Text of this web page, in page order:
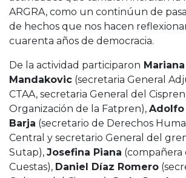
ARGRA, como un continúun de
de hechos que nos hacen
cuarenta años de democracia.
De la actividad participaron Mariana
Mandakovic (secretaria General
CTAA, secretaria General del
Organización de la Fatpren), Adolfo
Barja (secretario de Derechos
Central y secretario General del
Sutap), Josefina Piana (compañera
Cuestas), Daniel Díaz Romero